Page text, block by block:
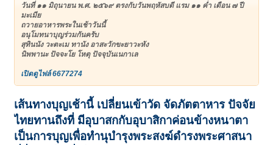
วันที่ ๑๑ มิถุนายน พ.ศ. ๒๕๖๙ ตรงกับวันพฤหัสบดี แรม ๑๑ ค่ำ เดือน ๗ ปี
มะเมีย
ถวายอาหารพระในเช้าวันนี้
อนุโมทนาบุญร่วมกันครับ
สุทินนัง วะตะเม ทานัง อาสะวักขะยาวะหัง
นิพพานะ ปัจจะโย โหตุ ปัจจุบันเนกาเล
เปิดดูไฟล์ 6677274
เส้นทางบุญเช้านี้ เปลี่ยนเข้าวัด จัดภัตตาหาร ปัจจัย
ไทยทานถึงที่ มีอุบาสกกับอุบาสิกาค่อนข้างหนาตา
เป็นการบุญเพื่อทำนุบำรุงพระสงฆ์ดำรงพระศาสนา